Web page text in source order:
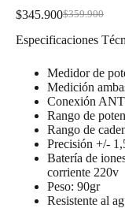
$359.900
El
precio
$359.900.
$345.900El
precio
$345.900.
Especificaciones
Medidor de
Medición
Conexión
Rango de
Rango de
Precisión +/-
Batería de
corriente 220v
Peso: 90gr
Resistente al